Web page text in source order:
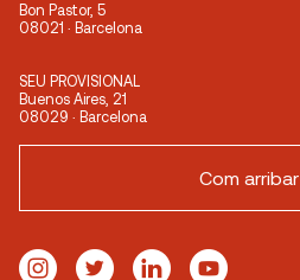
Bon Pastor, 5
08021 · Barcelona
SEU PROVISIONAL
Buenos Aires, 21
08029 · Barcelona
Com arribar